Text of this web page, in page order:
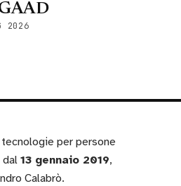
2026
per persone
dal 13 gennaio 2019,
Calabrò.